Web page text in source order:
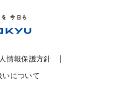
情報保護方針
いについて